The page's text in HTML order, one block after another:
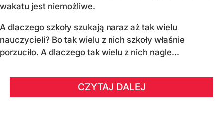
wakatu jest niemożliwe.
A dlaczego szkoły szukają naraz aż tak wielu
nauczycieli? Bo tak wielu z nich szkoły właśnie
porzuciło. A dlaczego tak wielu z nich nagle...
CZYTAJ DALEJ